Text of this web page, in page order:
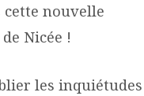
cette nouvelle
Nicée !
les inquiétudes